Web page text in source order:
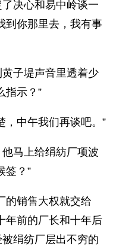
决心和易中岭谈一
到你那里去，我有事
子堤声音里透着少
指示？”
，中午我们再谈吧。”
马上给绢紡厂项波
签？”
的销售大权就交给
年前的厂长和十年后
绢纺厂层出不穷的